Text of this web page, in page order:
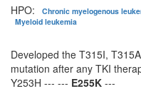
HPO: Chronic myelogenous
Myeloid leukemia
Developed the T315I,
mutation after any TKI
Y253H --- --- E255K ---